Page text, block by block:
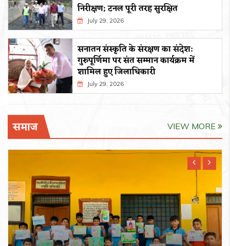
निरीक्षण; टनल पूरी तरह सुरक्षित
July 29, 2026
सनातन संस्कृति के संरक्षण का संदेश:
गुरुपूर्णिमा पर संत सम्मान कार्यक्रम में
शामिल हुए जिलाधिकारी
July 29, 2026
समाज VIEW MORE